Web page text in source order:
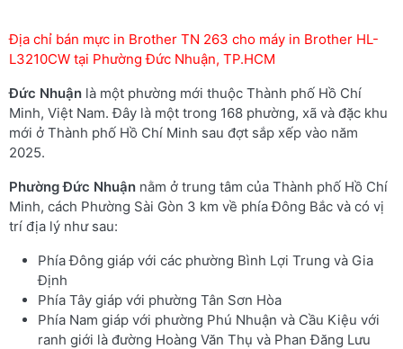
Địa chỉ bán mực in Brother TN 263 cho máy in Brother HL-
L3210CW tại Phường Đức Nhuận, TP.HCM
Đức Nhuận là một phường mới thuộc Thành phố Hồ Chí
Minh, Việt Nam. Đây là một trong 168 phường, xã và đặc khu
mới ở Thành phố Hồ Chí Minh sau đợt sắp xếp vào năm
2025.
Phường Đức Nhuận nằm ở trung tâm của Thành phố Hồ Chí
Minh, cách Phường Sài Gòn 3 km về phía Đông Bắc và có vị
trí địa lý như sau:
Phía Đông giáp với các phường Bình Lợi Trung và Gia
Định
Phía Tây giáp với phường Tân Sơn Hòa
Phía Nam giáp với phường Phú Nhuận và Cầu Kiệu với
ranh giới là đường Hoàng Văn Thụ và Phan Đăng Lưu